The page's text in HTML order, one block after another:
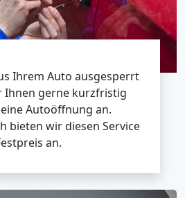
Ihrem Auto ausgesperrt
Ihnen gerne kurzfristig
Autoöffnung an.
bieten wir diesen Service
an.